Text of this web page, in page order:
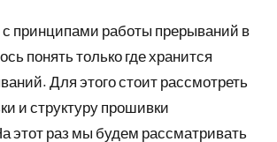
принципами работы прерываний в
понять только где хранится
Для этого стоит рассмотреть
и структуру прошивки
этот раз мы будем рассматривать